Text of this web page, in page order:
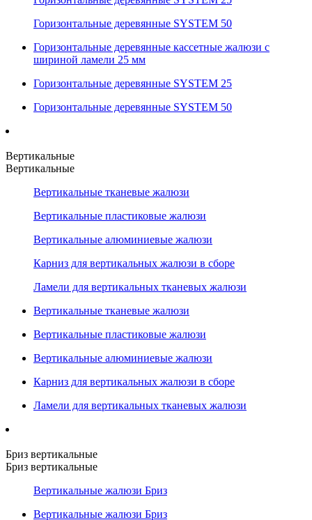
Горизонтальные деревянные SYSTEM 50
Горизонтальные деревянные кассетные жалюзи с
шириной ламели 25 мм
Горизонтальные деревянные SYSTEM 25
Горизонтальные деревянные SYSTEM 50
Вертикальные
Вертикальные
Вертикальные тканевые жалюзи
Вертикальные пластиковые жалюзи
Вертикальные алюминиевые жалюзи
Карниз для вертикальных жалюзи в сборе
Ламели для вертикальных тканевых жалюзи
Вертикальные тканевые жалюзи
Вертикальные пластиковые жалюзи
Вертикальные алюминиевые жалюзи
Карниз для вертикальных жалюзи в сборе
Ламели для вертикальных тканевых жалюзи
Бриз вертикальные
Бриз вертикальные
Вертикальные жалюзи Бриз
Вертикальные жалюзи Бриз